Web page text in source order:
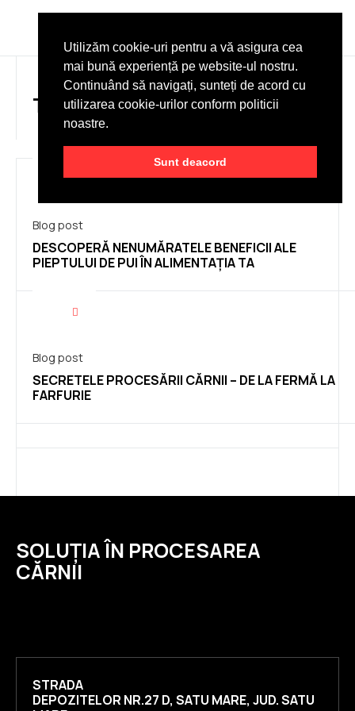
TAG: SUSTAINABILITY
Blog post
DESCOPERĂ NENUMĂRATELE BENEFICII ALE
PIEPTULUI DE PUI ÎN ALIMENTAȚIA TA
Blog post
SECRETELE PROCESĂRII CĂRNII – DE LA FERMĂ LA
FARFURIE
SOLUȚIA ÎN PROCESAREA
CĂRNII
STRADA
DEPOZITELOR NR.27 D, SATU MARE, JUD. SATU
Utilizăm cookie-uri pentru a vă asigura cea
mai bună experiență pe website-ul nostru.
Continuând să navigați, sunteți de acord cu
utilizarea cookie-urilor conform politicii
noastre.
Sunt deacord